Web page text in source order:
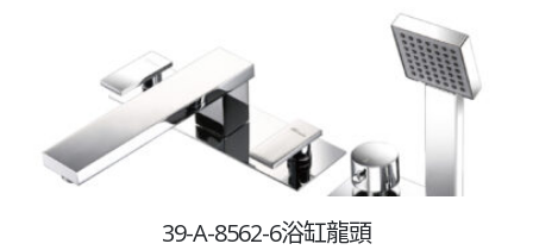
39-A-8562-6浴缸龍頭